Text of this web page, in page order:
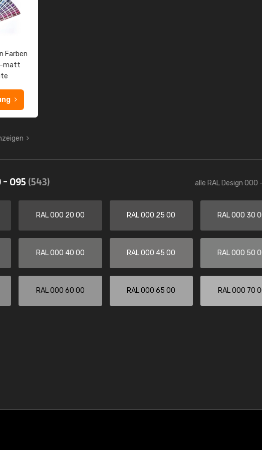
Farben
matt
- 095 (543) alle RAL Design 000
RAL 000 20 00 RAL 000 25 00 RAL 000 30
RAL 000 40 00 RAL 000 45 00 RAL 000 50
RAL 000 60 00 RAL 000 65 00 RAL 000 70